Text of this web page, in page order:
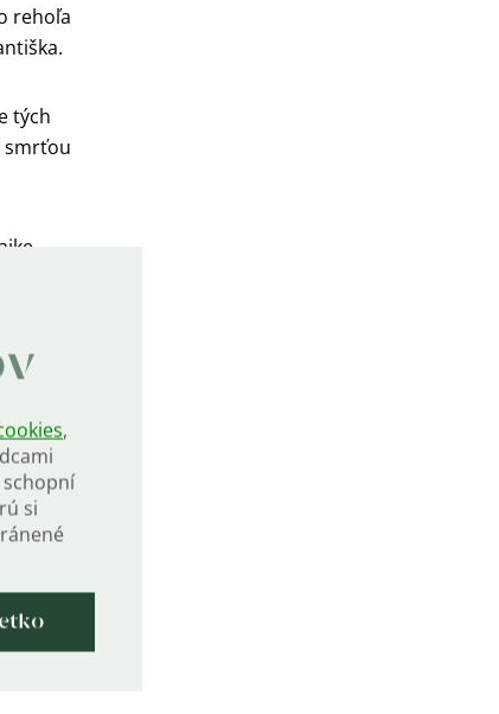
,
si
rehoľa
tých
smrťou
sa v